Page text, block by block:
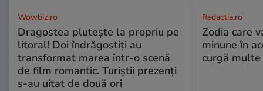
Wowbiz.ro
Dragostea plutește la propriu pe
litoral! Doi îndrăgostiți au
transformat marea într-o scenă
de film romantic. Turiștii prezenți
s-au uitat de două ori
Redactia.ro
Zodia care
minune în
curgă